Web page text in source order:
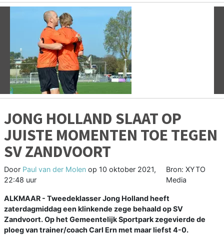
Vorige
JONG HOLLAND SLAAT OP
JUISTE MOMENTEN TOE TEGEN
SV ZANDVOORT
Door Paul van der Molen op 10 oktober 2021,
22:48 uur
Bron: XYTO
Media
ALKMAAR - Tweedeklasser Jong Holland heeft
zaterdagmiddag een klinkende zege behaald op SV
Zandvoort. Op het Gemeentelijk Sportpark zegevierde de
ploeg van trainer/coach Carl Ern met maar liefst 4-0.